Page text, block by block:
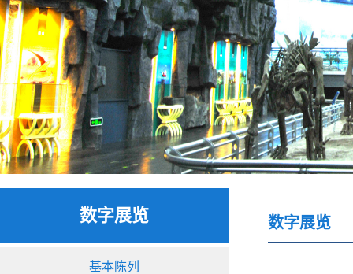
数字展览
基本陈列
数字展览